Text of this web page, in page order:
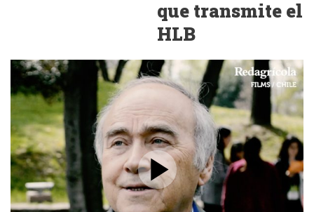
que transmite el
HLB